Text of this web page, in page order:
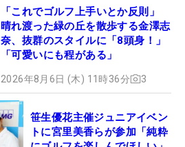
「これでゴルフ上手いとか反則」
晴れ渡った緑の丘を散歩する金澤志
奈、抜群のスタイルに「8頭身！」
「可愛いにも程がある」
2026年8月6日 (木) 11時36分 3
笹生優花主催ジュニアイベン
トに宮里美香らが参加「純粋